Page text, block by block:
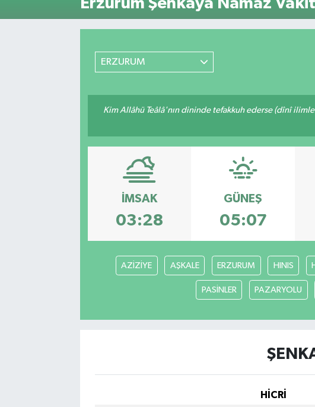
Erzurum Şenkaya Namaz
ERZURUM
Kim Allâhü Teâlâ'nın dininde tefakkuh ederse (dînî
İMSAK
03:28
GÜNEŞ
05:07
AZİZİYE AŞKALE ERZURUM HINIS
PASİNLER PAZARYOLU
HİCRİ
ÖZEL HABER
RÖPORTAJLAR